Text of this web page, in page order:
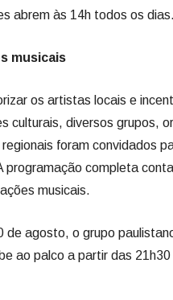
abrem às 14h todos os dias.
musicais
os artistas locais e
culturais, diversos grupos,
foram convidados
programação completa
musicais.
de agosto, o grupo
ao palco a partir das